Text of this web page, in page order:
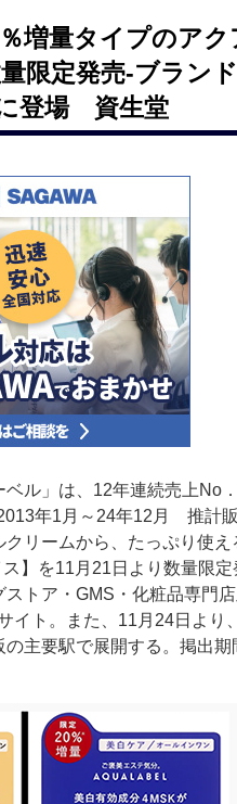
増量タイプのア
限定発売‐ブラン
登場 資生堂
ル」は、12年連続売上No
年1月～24年12月 推計
リームから、たっぷり使
】を11月21日より数量限定
トア・GMS・化粧品専門
イト。また、11月24日より
主要駅で展開する。掲出期